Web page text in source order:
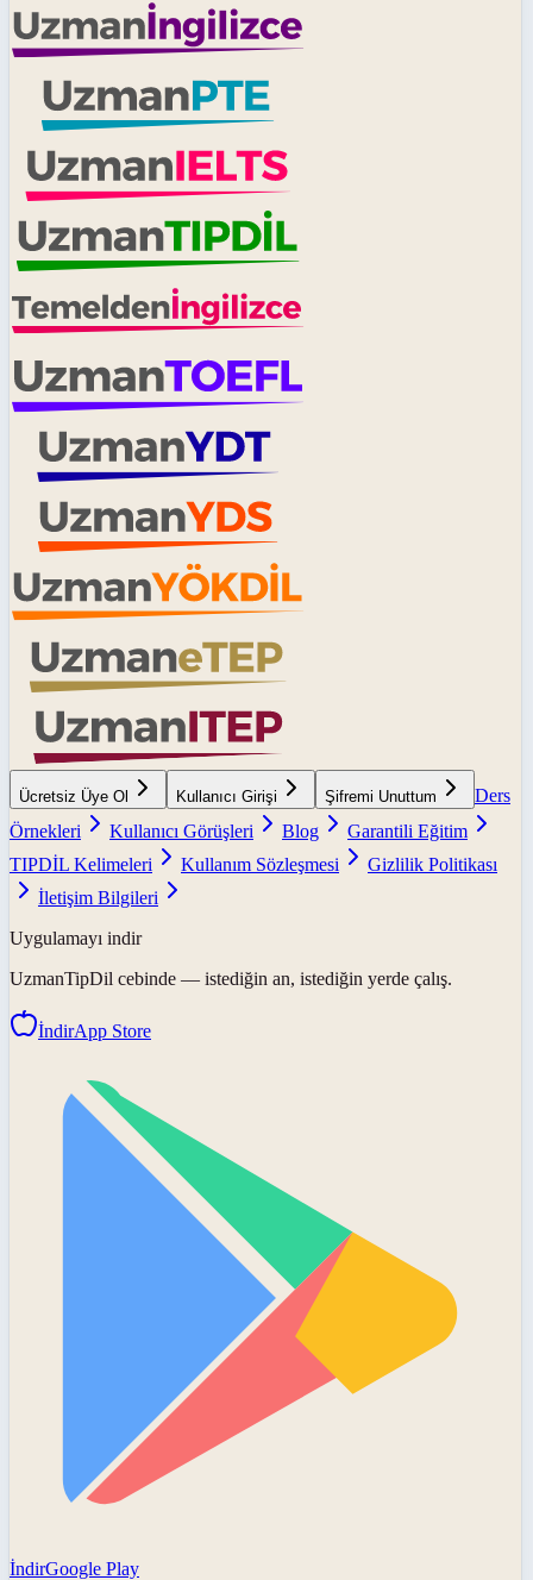
Ücretsiz Üye Ol Kullanıcı Girişi Şifremi Unuttum
Ders
Örnekleri
Kullanıcı Görüşleri Blog
Garantili Eğitim
TIPDİL Kelimeleri
Kullanım Sözleşmesi
Gizlilik Politikası
İletişim Bilgileri
Uygulamayı indir
UzmanTipDil cebinde — istediğin an, istediğin yerde çalış.
İndirApp Store
İndirGoogle Play